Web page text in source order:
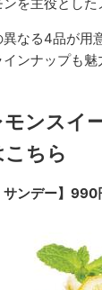
を主役とした
なる4品が用
ンナップも魅
ンスイ
ちら
サンデー】990